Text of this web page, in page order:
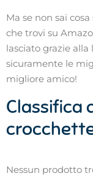
Ma se non sai
che trovi su
lasciato grazie alla
sicuramente le
migliore amico!
Classifica
Nessun prodotto